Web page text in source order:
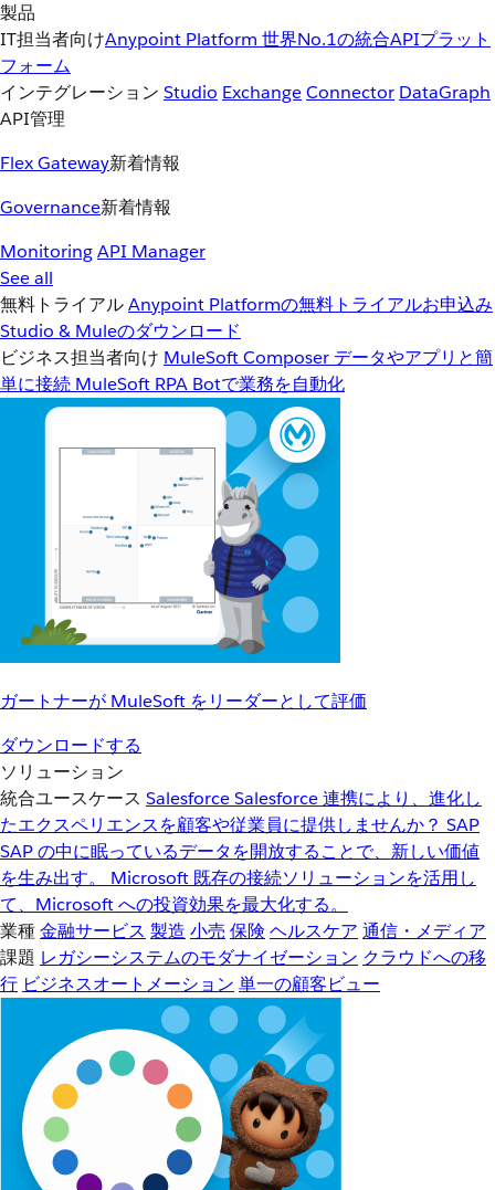
製品
IT担当者向けAnypoint Platform 世界No.1の統合APIプラット
フォーム
インテグレーション Studio ExchangeConnector DataGraph
API管理
Flex Gateway新着情報
Governance新着情報
MonitoringAPI Manager
See all
無料トライアルAnypoint Platformの無料トライアルお申込み
Studio & Muleのダウンロード
ビジネス担当者向け MuleSoft Composer データやアプリと簡
単に接続 MuleSoft RPA Botで業務を自動化
ガートナーが MuleSoft をリーダーとして評価
ダウンロードする
ソリューション
統合ユースケース SalesforceSalesforce 連携により、進化し
たエクスペリエンスを顧客や従業員に提供しませんか？ SAP
SAP の中に眠っているデータを開放することで、新しい価値
を生み出す。
Microsoft 既存の接続ソリューションを活用し
て、Microsoft への投資効果を最大化する。
業種金融サービス 製造 小売 保険 ヘルスケア 通信・メディア
課題 レガシーシステムのモダナイゼーション クラウドへの移
行 ビジネスオートメーション 単一の顧客ビュー